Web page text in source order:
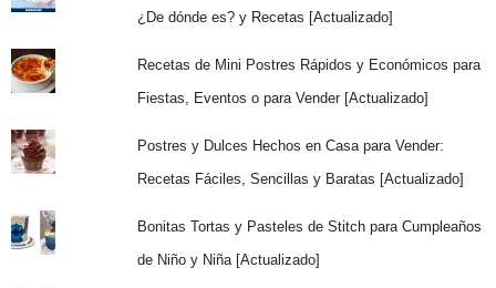
¿De dónde es? y Recetas [Actualizado]
Recetas de Mini Postres Rápidos y Económicos para
Fiestas, Eventos o para Vender [Actualizado]
Postres y Dulces Hechos en Casa para Vender:
Recetas Fáciles, Sencillas y Baratas [Actualizado]
Bonitas Tortas y Pasteles de Stitch para Cumpleaños
de Niño y Niña [Actualizado]